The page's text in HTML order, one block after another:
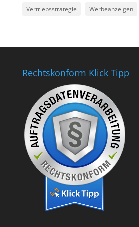
Vertriebsstrategie
Werbeanzeigen
Rechtskonform Klick Tipp